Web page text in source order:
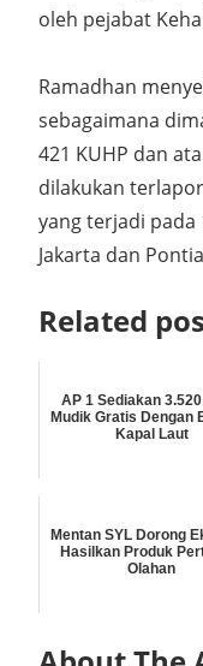
oleh pejabat
Ramadhan
sebagaimana
421 KUHP dan
dilakukan
yang terjadi pada
Jakarta dan
Related
AP 1 Sediakan
Mudik Gratis Dengan
Kapal Laut
Mentan SYL Dorong
Hasilkan Produk
Olahan